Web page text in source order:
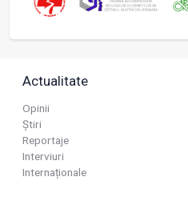
Actualitate
Opinii
Știri
Reportaje
Interviuri
Internaționale